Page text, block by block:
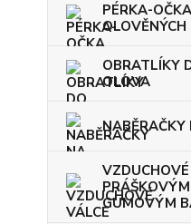
PÉRKA-
OLOVĚNÝCH
OBRATLÍKY
OLOVA
GUMOVÝM